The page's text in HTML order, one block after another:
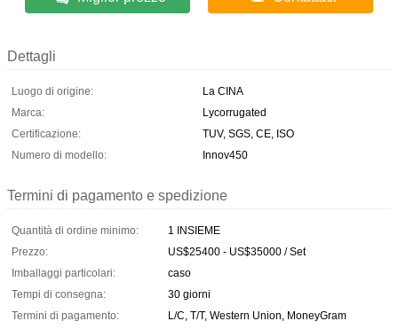
Dettagli
Luogo di origine:
La CINA
Marca:
Lycorrugated
Certificazione:
TUV, SGS, CE, ISO
Numero di modello:
Innov450
Termini di pagamento e spedizione
Quantità di ordine minimo:
1 INSIEME
Prezzo:
US$25400 - US$35000 / Set
Imballaggi particolari:
caso
Tempi di consegna:
30 giorni
Termini di pagamento:
L/C, T/T, Western Union, MoneyGram